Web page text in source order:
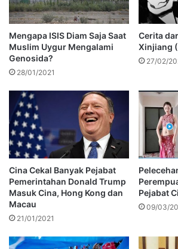
Mengapa ISIS Diam Saja Saat
Muslim Uygur Mengalami
Genosida?
28/01/2021
Cerita
Xinjiang
27/02/
Cina Cekal Banyak Pejabat
Pemerintahan Donald Trump
Masuk Cina, Hong Kong dan
Macau
21/01/2021
Pejabat
09/03/